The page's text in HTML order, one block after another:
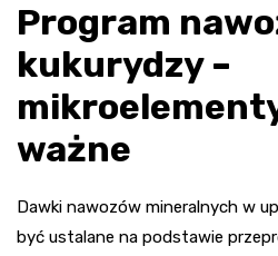
Program
kukurydzy –
ważne
Dawki nawozów mineralnych w
być ustalane na podstawie